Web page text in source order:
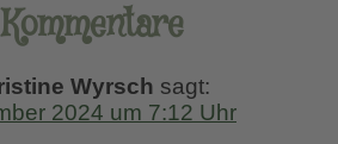
Wyrsch sagt:
2024 um 7:12 Uhr